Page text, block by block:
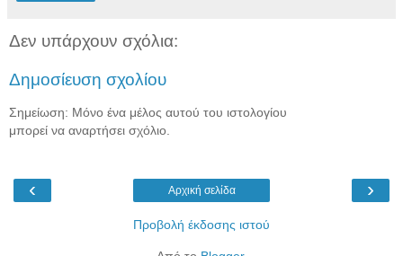
Δεν υπάρχουν σχόλια:
Δημοσίευση σχολίου
Σημείωση: Μόνο ένα μέλος αυτού του ιστολογίου
μπορεί να αναρτήσει σχόλιο.
‹ ›
Αρχική σελίδα
Προβολή έκδοσης ιστού